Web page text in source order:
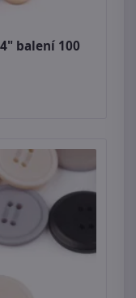
balení 100